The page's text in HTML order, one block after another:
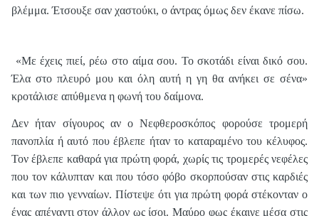
βλέμμα. Έτσουξε σαν χαστούκι, ο άντρας όμως δεν έκανε πίσω.
«Με έχεις πιεί, ρέω στο αίμα σου. Το σκοτάδι είναι δικό σου.
Έλα στο πλευρό μου και όλη αυτή η γη θα ανήκει σε σένα»
κροτάλισε απύθμενα η φωνή του δαίμονα.
Δεν ήταν σίγουρος αν ο Νεφθεροσκόπος φορούσε τρομερή
πανοπλία ή αυτό που έβλεπε ήταν το καταραμένο του κέλυφος.
Τον έβλεπε καθαρά για πρώτη φορά, χωρίς τις τρομερές νεφέλες
που τον κάλυπταν και που τόσο φόβο σκορπούσαν στις καρδιές
και των πιο γενναίων. Πίστεψε ότι για πρώτη φορά στέκονταν ο
ένας απέναντι στον άλλον ως ίσοι. Μαύρο φως έκαιγε μέσα στις